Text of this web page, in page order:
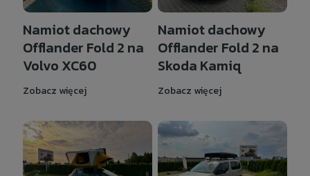
Namiot dachowy
Offlander Fold 2 na
Volvo XC60
Zobacz więcej
Namiot dachowy
Offlander Fold 2 na
Skoda Kamiq
Zobacz więcej